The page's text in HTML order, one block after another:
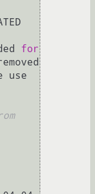
for
compatibility and will be removed
use